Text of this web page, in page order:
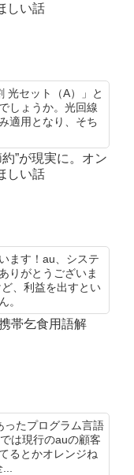
しい話
光セット（A）」と
しょうか。光回線
適用となり、そち
”が現実に。オン
しい話
ます！au、システ
りがとうございま
、利益を出すとい
。
帯乞食用語解
ったプログラム言語
は現行のauの顧客
るとかオレンジね